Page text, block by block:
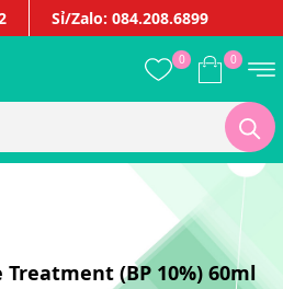
Sỉ/Zalo: 084.208.6899
0 0
(BP 10%) 60ml